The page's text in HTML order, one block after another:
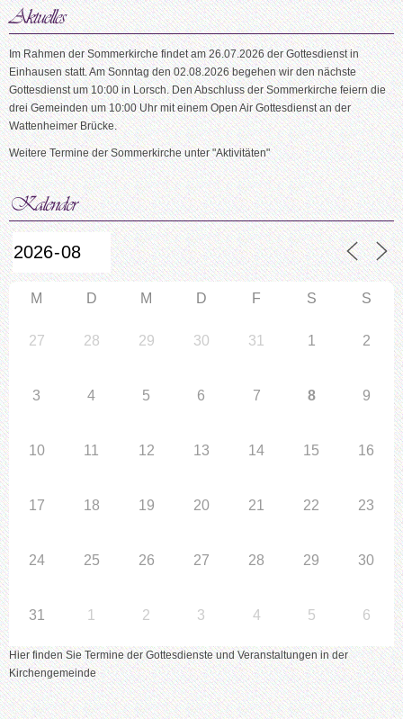
Im Rahmen der Sommerkirche findet am 26.07.2026 der Gottesdienst in
Einhausen statt. Am Sonntag den 02.08.2026 begehen wir den nächste
Gottesdienst um 10:00 in Lorsch. Den Abschluss der Sommerkirche feiern die
drei Gemeinden um 10:00 Uhr mit einem Open Air Gottesdienst an der
Wattenheimer Brücke.
Weitere Termine der Sommerkirche unter "Aktivitäten"
M D M D F S S
27 28 29 30 31 1 2
3 4 5 6 7 8 9
10 11 12 13 14 15 16
17 18 19 20 21 22 23
24 25 26 27 28 29 30
31 1 2 3 4 5 6
Hier finden Sie Termine der Gottesdienste und Veranstaltungen in der
Kirchengemeinde